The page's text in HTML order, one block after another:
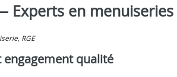
en menuiseries
RGE
engagement qualité